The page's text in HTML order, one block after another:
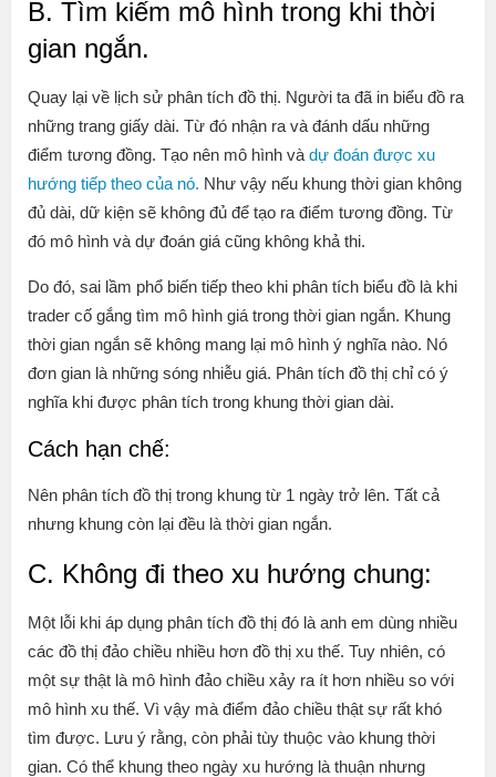
B. Tìm kiếm mô hình trong khi thời
gian ngắn.
Quay lại về lịch sử phân tích đồ thị. Người ta đã in biểu đồ ra
những trang giấy dài. Từ đó nhận ra và đánh dấu những
điểm tương đồng. Tạo nên mô hình và dự đoán được xu
hướng tiếp theo của nó. Như vậy nếu khung thời gian không
đủ dài, dữ kiện sẽ không đủ để tạo ra điểm tương đồng. Từ
đó mô hình và dự đoán giá cũng không khả thi.
Do đó, sai lầm phổ biến tiếp theo khi phân tích biểu đồ là khi
trader cố gắng tìm mô hình giá trong thời gian ngắn. Khung
thời gian ngắn sẽ không mang lại mô hình ý nghĩa nào. Nó
đơn gian là những sóng nhiễu giá. Phân tích đồ thị chỉ có ý
nghĩa khi được phân tích trong khung thời gian dài.
Cách hạn chế:
Nên phân tích đồ thị trong khung từ 1 ngày trở lên. Tất cả
nhưng khung còn lại đều là thời gian ngắn.
C. Không đi theo xu hướng chung:
Một lỗi khi áp dụng phân tích đồ thị đó là anh em dùng nhiều
các đồ thị đảo chiều nhiều hơn đồ thị xu thế. Tuy nhiên, có
một sự thật là mô hình đảo chiều xảy ra ít hơn nhiều so với
mô hình xu thế. Vì vậy mà điểm đảo chiều thật sự rất khó
tìm được. Lưu ý rằng, còn phải tùy thuộc vào khung thời
gian. Có thể khung theo ngày xu hướng là thuận nhưng